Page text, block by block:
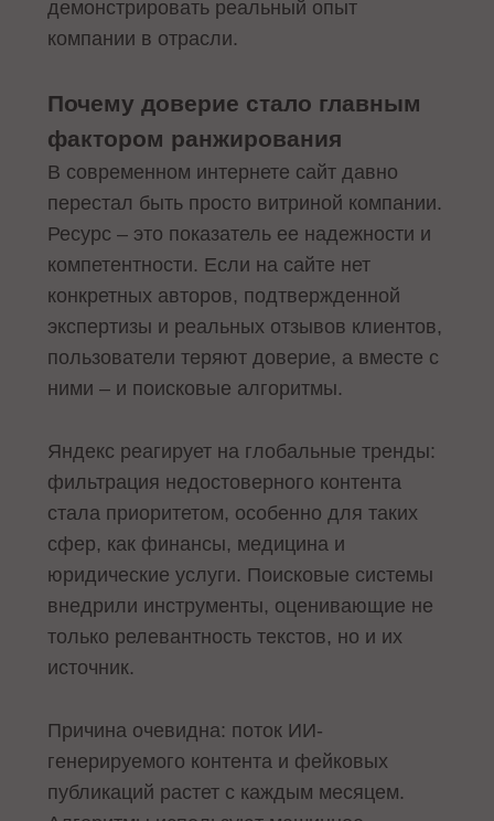
демонстрировать реальный опыт
компании в отрасли.
Почему доверие стало главным
фактором ранжирования
В современном интернете сайт давно
перестал быть просто витриной компании.
Ресурс – это показатель ее надежности и
компетентности. Если на сайте нет
конкретных авторов, подтвержденной
экспертизы и реальных отзывов клиентов,
пользователи теряют доверие, а вместе с
ними – и поисковые алгоритмы.
Яндекс реагирует на глобальные тренды:
фильтрация недостоверного контента
стала приоритетом, особенно для таких
сфер, как финансы, медицина и
юридические услуги. Поисковые системы
внедрили инструменты, оценивающие не
только релевантность текстов, но и их
источник.
Причина очевидна: поток ИИ-
генерируемого контента и фейковых
публикаций растет с каждым месяцем.